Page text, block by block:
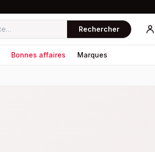
Rechercher
Bonnes affaires Marques